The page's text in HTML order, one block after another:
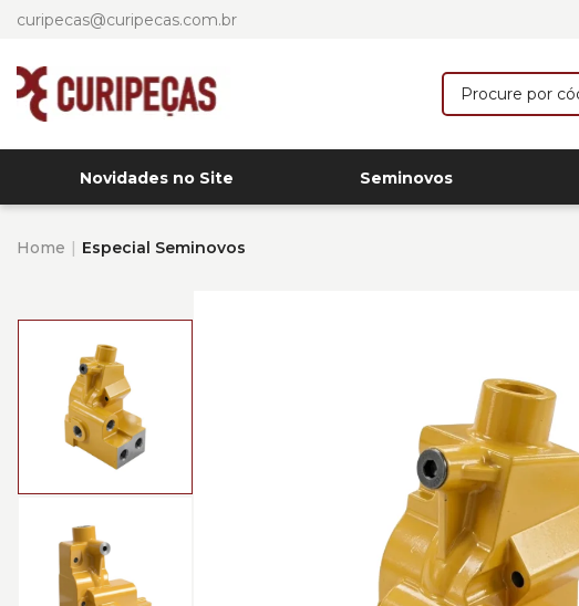
curipecas@curipecas.com.br
Novidades no Site Seminovos
Home Especial Seminovos